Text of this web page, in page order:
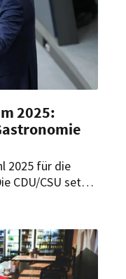
2025:
2025 für die
CDU/CSU setzt